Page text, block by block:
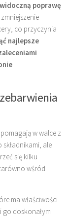
poprawę
co przyczynia
najlepsze
w walce z
składnikami, ale
się kilku
wśród
ma właściwości
doskonałym